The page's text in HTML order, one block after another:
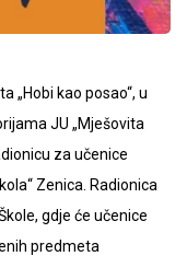
„Hobi kao posao“, u
JU „Mješovita
za učenice
Zenica. Radionica
gdje će učenice
predmeta